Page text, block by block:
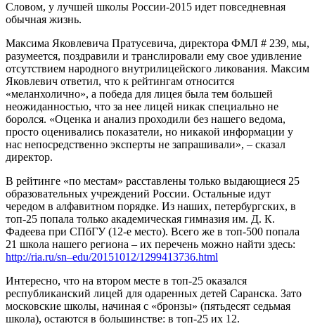
Словом, у лучшей школы России-2015 идет повседневная
обычная жизнь.
Максима Яковлевича Пратусевича, директора ФМЛ # 239, мы,
разумеется, поздравили и транслировали ему свое удивление
отсутствием народного внутрилицейского ликования. Максим
Яковлевич ответил, что к рейтингам относится
«меланхолично», а победа для лицея была тем большей
неожиданностью, что за нее лицей никак специально не
боролся. «Оценка и анализ проходили без нашего ведома,
просто оценивались показатели, но никакой информации у
нас непосредственно эксперты не запрашивали», – сказал
директор.
В рейтинге «по местам» расставлены только выдающиеся 25
образовательных учреждений России. Остальные идут
чередом в алфавитном порядке. Из наших, петербургских, в
топ-25 попала только академическая гимназия им. Д. К.
Фадеева при СПбГУ (12-е место). Всего же в топ-500 попала
21 школа нашего региона – их перечень можно найти здесь:
http://ria.ru/sn–edu/20151012/1299413736.html
Интересно, что на втором месте в топ-25 оказался
республиканский лицей для одаренных детей Саранска. Зато
московские школы, начиная с «бронзы» (пятьдесят седьмая
школа), остаются в большинстве: в топ-25 их 12.